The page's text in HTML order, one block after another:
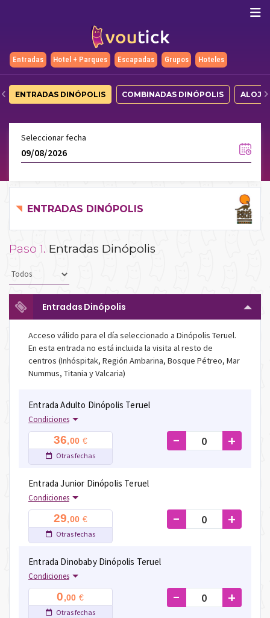
Entradas Hotel + Parques Escapadas Grupos Hoteles
ENTRADAS DINÓPOLIS COMBINADAS DINÓPOLIS
Seleccionar fecha
ENTRADAS DINÓPOLIS
Paso 1. Entradas Dinópolis
Entradas Dinópolis
Acceso válido para el día seleccionado a Dinópolis Teruel.
En esta entrada no está incluida la visita al resto de
centros (Inhóspitak, Región Ambarina, Bosque Pétreo, Mar
Nummus, Titania y Valcaria)
36,00 €
Otras fechas
Entrada Adulto Dinópolis Teruel
Condiciones
- +
29,00 €
Otras fechas
Entrada Junior Dinópolis Teruel
Condiciones
- +
0,00 €
Otras fechas
Entrada Dinobaby Dinópolis Teruel
Condiciones
- +